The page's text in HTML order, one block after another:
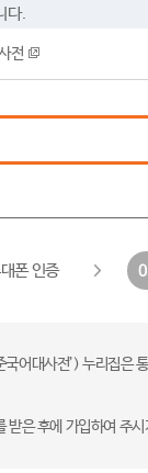
다.
전
폰 인증
어대사전’) 누리집
은 후에 가입하여 주